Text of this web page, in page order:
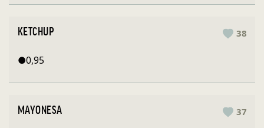
KETCHUP 38
●0,95
MAYONESA 37